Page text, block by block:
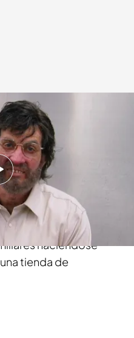
a cara’ ultiman los
maquillaje con el que
haciéndose
tienda de